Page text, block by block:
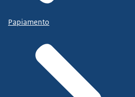
Papiamento